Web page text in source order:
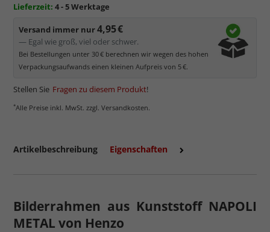
Minimaler UV-Schutz von ca. 45%
Schutz des Bildes.
Normalglas hat eine leichte Grünfärbung
, wodurch es im
Bereich der Weißtöne zu einem dezenten Grünschimmer
kommt. Für Bilder mit hellen Farben empfehlen wir Kunst- oder
Lieferzeit: 4 - 5 Werktage
Versand immer nur4,95 €
— Egal wie groß, viel oder schwer.
Bei Bestellungen unter 30 € berechnen wir wegen des hohen
Verpackungsaufwands einen kleinen Aufpreis von 5 €.
Stellen Sie Fragen zu diesem Produkt!
*Alle Preise inkl. MwSt. zzgl. Versandkosten.
Artikelbeschreibung Eigenschaften
Bilderrahmen aus Kunststoff NAPOLI
METAL von Henzo